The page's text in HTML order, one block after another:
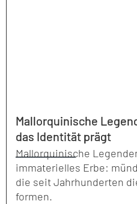
Mallorquinische
das Identität prägt
Mallorquinische
immaterielles Erbe:
die seit Jahrhunderten
formen.